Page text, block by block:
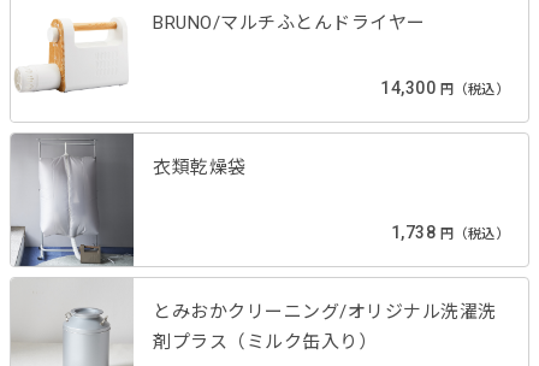
BRUNO/マルチふとんドライヤー
14,300 円（税込）
衣類乾燥袋
1,738 円（税込）
とみおかクリーニング/オリジナル洗濯洗
剤プラス（ミルク缶入り）